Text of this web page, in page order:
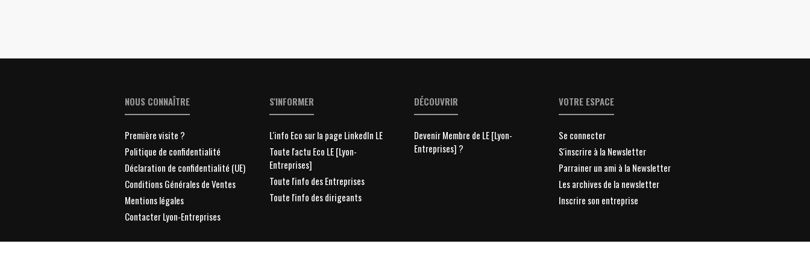
NOUS CONNAÎTRE
Première visite ?
Politique de confidentialité
Déclaration de confidentialité (UE)
Conditions Générales de Ventes
Mentions légales
Contacter Lyon-Entreprises
S'INFORMER
L'info Eco sur la page LinkedIn LE
Toute l'actu Eco LE [Lyon-
Entreprises]
Toute l'info des Entreprises
Toute l'info des dirigeants
DÉCOUVRIR
Devenir Membre de LE [Lyon-
Entreprises] ?
VOTRE ESPACE
Se connecter
S'inscrire à la Newsletter
Parrainer un ami à la Newsletter
Les archives de la newsletter
Inscrire son entreprise